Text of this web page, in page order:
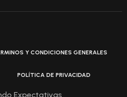
Y CONDICIONES GENERALES
POLÍTICA DE PRIVACIDAD
Expectativas